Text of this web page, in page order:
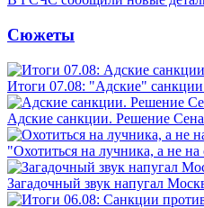
Сюжеты
Итоги 07.08: "Адские"
Адские санкции. Решение
"Охотиться на лучника, а не
Загадочный звук напугал